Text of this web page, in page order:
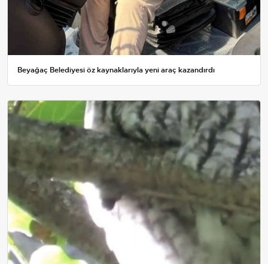
Beyağaç Belediyesi öz kaynaklarıyla yeni araç kazandırdı